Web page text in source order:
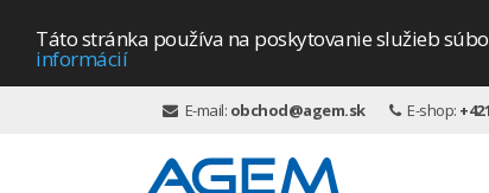
Táto stránka používa na poskytovanie služieb
informácií
E-mail: obchod@agem.sk E-shop: